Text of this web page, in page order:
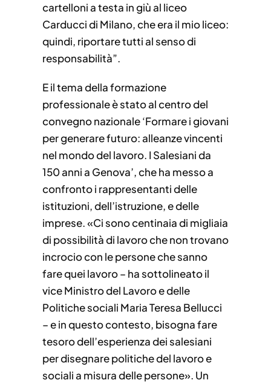
cartelloni a testa in giù al liceo
Carducci di Milano, che era il mio liceo:
quindi, riportare tutti al senso di
responsabilità”.
E il tema della formazione
professionale è stato al centro del
convegno nazionale ‘Formare i giovani
per generare futuro: alleanze vincenti
nel mondo del lavoro. I Salesiani da
150 anni a Genova’, che ha messo a
confronto i rappresentanti delle
istituzioni, dell’istruzione, e delle
imprese. «Ci sono centinaia di migliaia
di possibilità di lavoro che non trovano
incrocio con le persone che sanno
fare quei lavoro – ha sottolineato il
vice Ministro del Lavoro e delle
Politiche sociali Maria Teresa Bellucci
– e in questo contesto, bisogna fare
tesoro dell’esperienza dei salesiani
per disegnare politiche del lavoro e
sociali a misura delle persone». Un